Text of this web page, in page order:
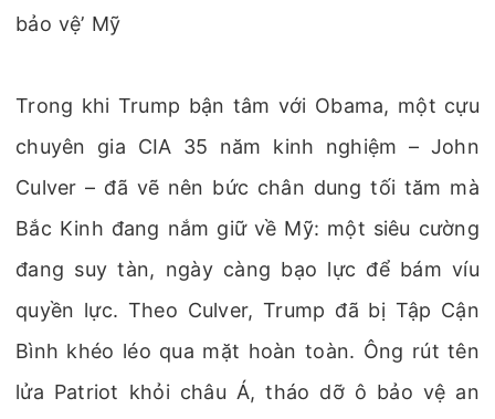
bảo vệ’ Mỹ
Trong khi Trump bận tâm với Obama, một cựu
chuyên gia CIA 35 năm kinh nghiệm – John
Culver – đã vẽ nên bức chân dung tối tăm mà
Bắc Kinh đang nắm giữ về Mỹ: một siêu cường
đang suy tàn, ngày càng bạo lực để bám víu
quyền lực. Theo Culver, Trump đã bị Tập Cận
Bình khéo léo qua mặt hoàn toàn. Ông rút tên
lửa Patriot khỏi châu Á, tháo dỡ ô bảo vệ an